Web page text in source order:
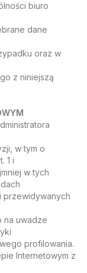
biuro
dane
oraz w
z niniejszą
w tym o
1 i
w tych
przewidywanych
na uwadze
profilowania.
Internetowym z